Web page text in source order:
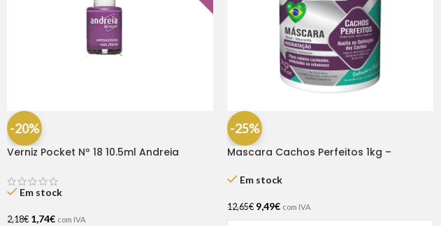
-20%
Verniz Pocket Nº 18 10.5ml Andreia
Em stock
2,18€ 1,74€ com IVA
-25%
Mascara Cachos Perfeitos 1kg –
Em stock
12,65€ 9,49€ com IVA